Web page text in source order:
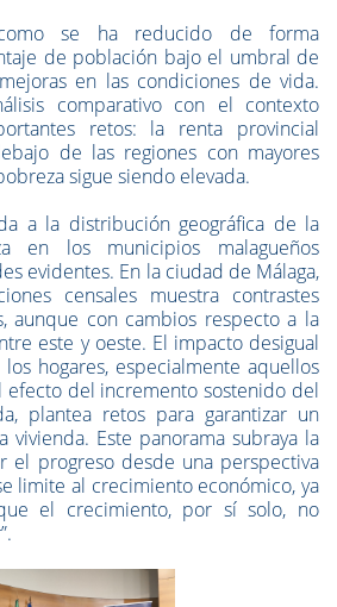
se ha reducido de forma
de población bajo el umbral de
en las condiciones de vida.
comparativo con el contexto
retos: la renta provincial
de las regiones con mayores
sigue siendo elevada.
a la distribución geográfica de la
en los municipios malagueños
evidentes. En la ciudad de Málaga,
censales muestra contrastes
aunque con cambios respecto a la
este y oeste. El impacto desigual
hogares, especialmente aquellos
efecto del incremento sostenido del
plantea retos para garantizar un
vivienda. Este panorama subraya la
el progreso desde una perspectiva
limite al crecimiento económico, ya
el crecimiento, por sí solo, no